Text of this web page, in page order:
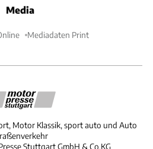
Media
Mediadaten Print
Motor Klassik, sport auto und Auto
Stuttgart GmbH & Co.KG